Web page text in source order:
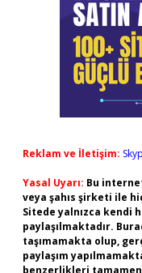
Reklam ve İletişim:
Yasal Uyarı: Bu
veya şahıs şirketi ile
Sitede yalnızca kendi
paylaşılmaktadır.
taşımamakta olup,
paylaşım
benzerlikleri